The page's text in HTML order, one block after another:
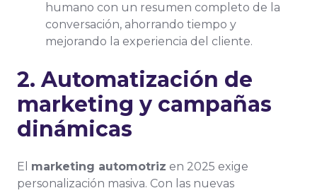
humano con un resumen completo de la
conversación, ahorrando tiempo y
mejorando la experiencia del cliente.
2. Automatización de
marketing y campañas
dinámicas
El marketing automotriz en 2025 exige
personalización masiva. Con las nuevas